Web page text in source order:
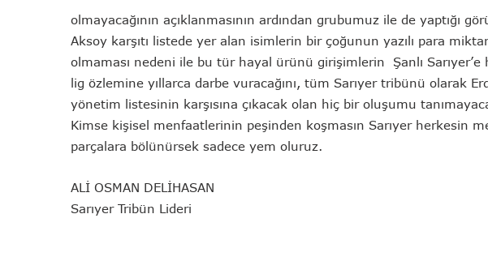
olmayacağının açıklanmasının ardından grubumuz ile de yaptığı
Aksoy karşıtı listede yer alan isimlerin bir çoğunun yazılı para
olmaması nedeni ile bu tür hayal ürünü girişimlerin Şanlı
lig özlemine yıllarca darbe vuracağını, tüm Sarıyer tribünü olarak
yönetim listesinin karşısına çıkacak olan hiç bir oluşumu
Kimse kişisel menfaatlerinin peşinden koşmasın Sarıyer herkesin
parçalara bölünürsek sadece yem oluruz.
ALİ OSMAN DELİHASAN
Sarıyer Tribün Lideri